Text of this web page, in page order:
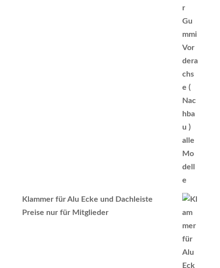
Klammer für Alu Ecke und Dachleiste
Preise nur für Mitglieder